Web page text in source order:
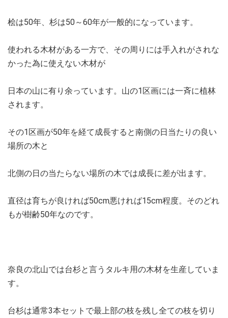
桧は50年、杉は50～60年が一般的になっています。
使われる木材がある一方で、その周りには手入れがされな
かった為に使えない木材が
日本の山に有り余っています。山の1区画には一斉に植林
されます。
その1区画が50年を経て成長すると南側の日当たりの良い
場所の木と
北側の日の当たらない場所の木では成長に差が出ます。
直径は育ちが良ければ50cm悪ければ15cm程度。そのどれ
もが樹齢50年なのです。
奈良の北山では台杉と言うタルキ用の木材を生産していま
す。
台杉は通常3本セットで最上部の枝を残し全ての枝を切り